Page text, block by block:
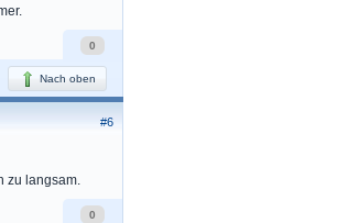
0
Nach oben
#6
zu langsam.
0